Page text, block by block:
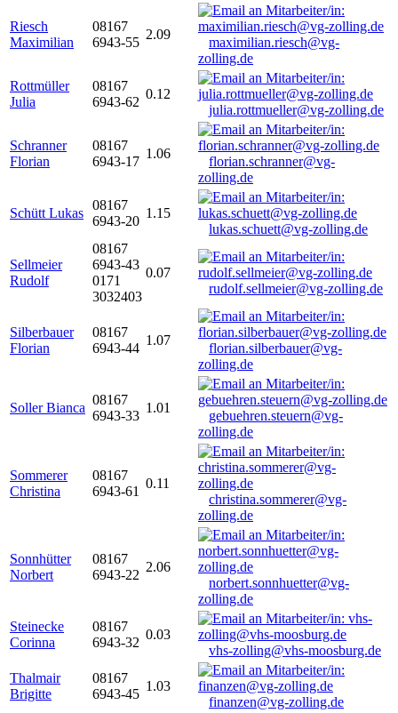
Riesch
Maximilian
08167
6943-55
2.09
maximilian.riesch@vg-
zolling.de
Rottmüller
Julia
08167
6943-62
0.12
julia.rottmueller@vg-zolling.de
Schranner
Florian
08167
6943-17
1.06
florian.schranner@vg-
zolling.de
Schütt Lukas
08167
6943-20
1.15
lukas.schuett@vg-zolling.de
Sellmeier
Rudolf
08167
6943-43
0171
3032403
0.07
rudolf.sellmeier@vg-zolling.de
Silberbauer
Florian
08167
6943-44
1.07
florian.silberbauer@vg-
zolling.de
Soller Bianca
08167
6943-33
1.01
gebuehren.steuern@vg-
zolling.de
Sommerer
Christina
08167
6943-61
0.11
christina.sommerer@vg-
zolling.de
Sonnhütter
Norbert
08167
6943-22
2.06
norbert.sonnhuetter@vg-
zolling.de
Steinecke
Corinna
08167
6943-32
0.03
vhs-zolling@vhs-moosburg.de
Thalmair
Brigitte
08167
6943-45
1.03
finanzen@vg-zolling.de